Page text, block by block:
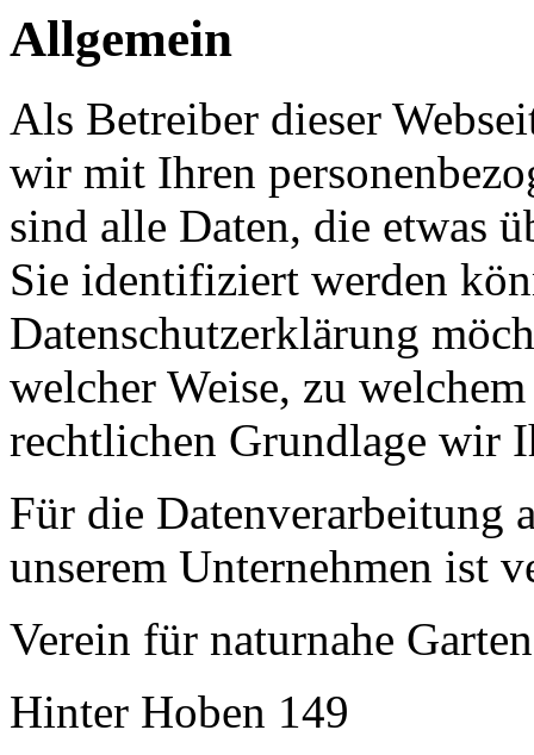
Allgemein
Als Betreiber dieser
wir mit Ihren
sind alle Daten, die etwas
Sie identifiziert werden
Datenschutzerklärung
welcher Weise, zu
rechtlichen Grundlage wir
Für die Datenverarbeitung
unserem Unternehmen ist
Verein für naturnahe
Hinter Hoben 149